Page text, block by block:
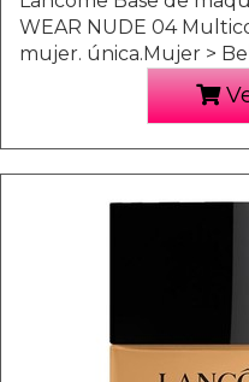
WEAR NUDE 04
mujer. única.Mujer >